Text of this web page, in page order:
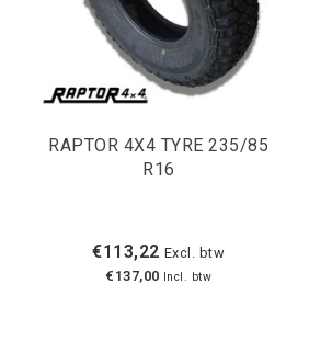
RAPTOR 4X4 TYRE 235/85
R16
€113,22 Excl. btw
€137,00 Incl. btw